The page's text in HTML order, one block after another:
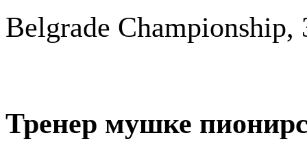
Belgrade
Тренер мушке